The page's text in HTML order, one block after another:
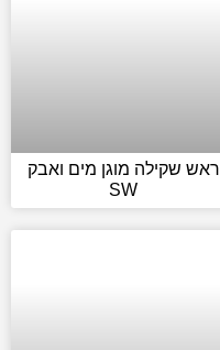
ראש שקילה מוגן מים ואבק
SW